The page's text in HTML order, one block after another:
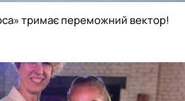
тримає переможний вектор!